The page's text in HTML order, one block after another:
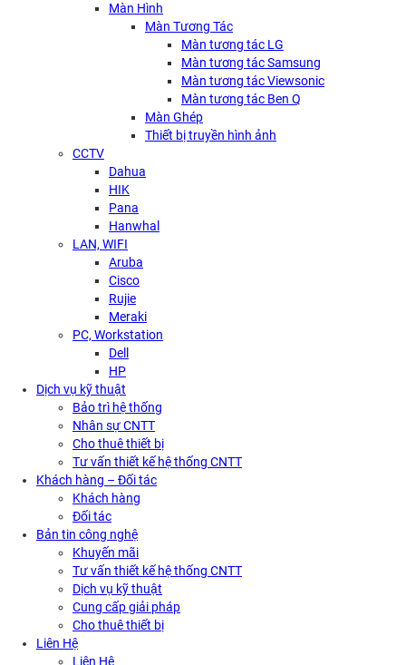
Màn Hình
Màn Tương Tác
Màn tương tác LG
Màn tương tác Samsung
Màn tương tác Viewsonic
Màn tương tác Ben Q
Màn Ghép
Thiết bị truyền hình ảnh
CCTV
Dahua
HIK
Pana
Hanwhal
LAN, WIFI
Aruba
Cisco
Rujie
Meraki
PC, Workstation
Dell
HP
Dịch vụ kỹ thuật
Bảo trì hệ thống
Nhân sự CNTT
Cho thuê thiết bị
Tư vấn thiết kế hệ thống CNTT
Khách hàng – Đối tác
Khách hàng
Đối tác
Bản tin công nghệ
Khuyến mãi
Tư vấn thiết kế hệ thống CNTT
Dịch vụ kỹ thuật
Cung cấp giải pháp
Cho thuê thiết bị
Liên Hệ
Liên Hệ